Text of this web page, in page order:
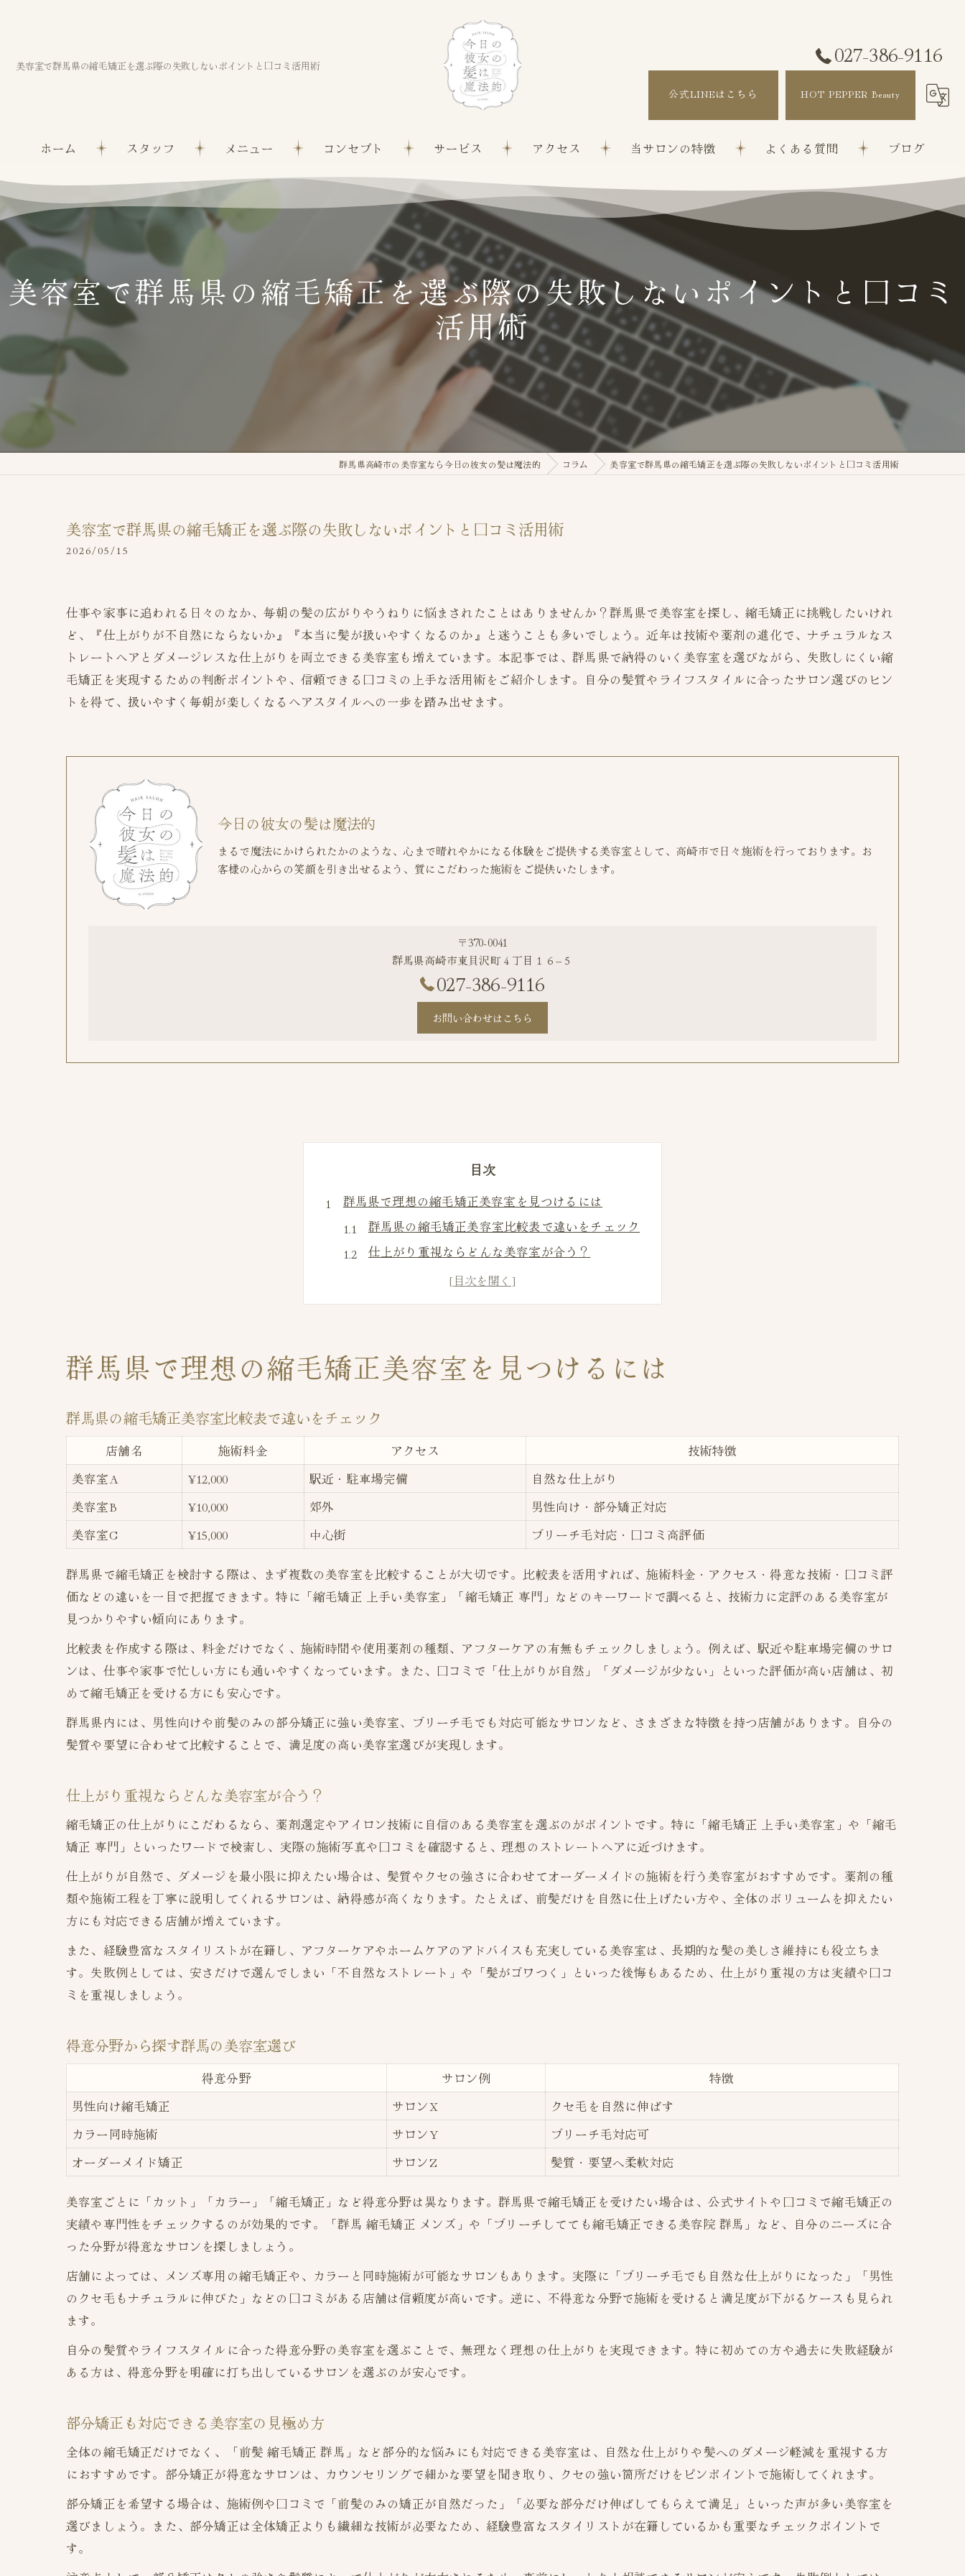
美容室で群馬県の縮毛矯正を選ぶ際の失敗しないポイントと口コミ活用術 027-386-9116
公式LINEはこちら HOT PEPPER Beauty
ホーム スタッフ メニュー コンセプト サービス アクセス 当サロンの特徴
白髪ぼかし
カット
よくある質問 ブログ
美容室で群馬県の縮毛矯正を選ぶ際の失敗しないポイントと口コミ
活用術
群馬県高崎市の美容室なら今日の彼女の髪は魔法的 コラム 美容室で群馬県の縮毛矯正を選ぶ際の失敗しないポイントと口コミ活用術
美容室で群馬県の縮毛矯正を選ぶ際の失敗しないポイントと口コミ活用術
2026/05/15
仕事や家事に追われる日々のなか、毎朝の髪の広がりやうねりに悩まされたことはありませんか？群馬県で美容室を探し、縮毛矯正に挑戦したいけれ
ど、『仕上がりが不自然にならないか』『本当に髪が扱いやすくなるのか』と迷うことも多いでしょう。近年は技術や薬剤の進化で、ナチュラルなス
トレートヘアとダメージレスな仕上がりを両立できる美容室も増えています。本記事では、群馬県で納得のいく美容室を選びながら、失敗しにくい縮
毛矯正を実現するための判断ポイントや、信頼できる口コミの上手な活用術をご紹介します。自分の髪質やライフスタイルに合ったサロン選びのヒン
トを得て、扱いやすく毎朝が楽しくなるヘアスタイルへの一歩を踏み出せます。
今日の彼女の髪は魔法的
まるで魔法にかけられたかのような、心まで晴れやかになる体験をご提供する美容室として、高崎市で日々施術を行っております。お
客様の心からの笑顔を引き出せるよう、質にこだわった施術をご提供いたします。
〒370-0041
群馬県高崎市東貝沢町４丁目１６−５
027-386-9116
お問い合わせはこちら
目次
群馬県で理想の縮毛矯正美容室を見つけるには
群馬県の縮毛矯正美容室比較表で違いをチェック
仕上がり重視ならどんな美容室が合う？
得意分野から探す群馬の美容室選び
部分矯正も対応できる美容室の見極め方
縮毛矯正が得意な美容室の選び方ガイド
縮毛矯正に強い美容室の特徴比較表
群馬県で口コミ評価が高い美容室の共通点
メンズや部分矯正も得意な美容室の探し方
専門性を重視するなら注目したいポイント
自然なストレートを目指す方へ群馬の美容室情報
ナチュラルな仕上がりを叶える美容室比較
群馬で自然な縮毛矯正を受けたい方の選択肢
前髪矯正におすすめの施術方法は？
髪質別に選ぶ美容室のポイント
ダメージを抑えた縮毛矯正を叶えるコツ
ダメージレス縮毛矯正の技術比較表
群馬の美容室で選ばれている薬剤の特徴
縮毛矯正後のケア方法を知っておこう
口コミから見る群馬の美容室満足度比較
失敗しにくい美容室の口コミ傾向とは
実際の体験談に学ぶ縮毛矯正のポイント
口コミ評価の高い施術例をチェック
髪質や悩みに合う美容室選定の決め手
髪質別おすすめ美容室特徴早見表
ライフスタイルに合う美容室を見つけるコツ
群馬県で理想の縮毛矯正美容室を見つけるには
群馬県の縮毛矯正美容室比較表で違いをチェック
店舗名 施術料金 アクセス
技術特徴
美容室A
¥12,000 駅近・駐車場完備
自然な仕上がり
美容室B
¥10,000 郊外
男性向け・部分矯正対応
美容室C
¥15,000 中心街 ブリーチ毛対応・口コミ高評価
群馬県で縮毛矯正を検討する際は、まず複数の美容室を比較することが大切です。比較表を活用すれば、施術料金・アクセス・得意な技術・口コミ評
価などの違いを一目で把握できます。特に「縮毛矯正 上手い美容室」「縮毛矯正 専門」などのキーワードで調べると、技術力に定評のある美容室が
見つかりやすい傾向にあります。
比較表を作成する際は、料金だけでなく、施術時間や使用薬剤の種類、アフターケアの有無もチェックしましょう。例えば、駅近や駐車場完備のサロ
ンは、仕事や家事で忙しい方にも通いやすくなっています。また、口コミで「仕上がりが自然」「ダメージが少ない」といった評価が高い店舗は、初
めて縮毛矯正を受ける方にも安心です。
群馬県内には、男性向けや前髪のみの部分矯正に強い美容室、ブリーチ毛でも対応可能なサロンなど、さまざまな特徴を持つ店舗があります。自分の
髪質や要望に合わせて比較することで、満足度の高い美容室選びが実現します。
仕上がり重視ならどんな美容室が合う？
縮毛矯正の仕上がりにこだわるなら、薬剤選定やアイロン技術に自信のある美容室を選ぶのがポイントです。特に「縮毛矯正 上手い美容室」や「縮毛
矯正 専門」といったワードで検索し、実際の施術写真や口コミを確認すると、理想のストレートヘアに近づけます。
仕上がりが自然で、ダメージを最小限に抑えたい場合は、髪質やクセの強さに合わせてオーダーメイドの施術を行う美容室がおすすめです。薬剤の種
類や施術工程を丁寧に説明してくれるサロンは、納得感が高くなります。たとえば、前髪だけを自然に仕上げたい方や、全体のボリュームを抑えたい
方にも対応できる店舗が増えています。
また、経験豊富なスタイリストが在籍し、アフターケアやホームケアのアドバイスも充実している美容室は、長期的な髪の美しさ維持にも役立ちま
す。失敗例としては、安さだけで選んでしまい「不自然なストレート」や「髪がゴワつく」といった後悔もあるため、仕上がり重視の方は実績や口コ
ミを重視しましょう。
得意分野から探す群馬の美容室選び
得意分野 サロン例
特徴
男性向け縮毛矯正
サロンX
クセ毛を自然に伸ばす
カラー同時施術
サロンY
ブリーチ毛対応可
オーダーメイド矯正
サロンZ 髪質・要望へ柔軟対応
美容室ごとに「カット」「カラー」「縮毛矯正」など得意分野は異なります。群馬県で縮毛矯正を受けたい場合は、公式サイトや口コミで縮毛矯正の
実績や専門性をチェックするのが効果的です。「群馬 縮毛矯正 メンズ」や「ブリーチしてても縮毛矯正できる美容院 群馬」など、自分のニーズに合
った分野が得意なサロンを探しましょう。
店舗によっては、メンズ専用の縮毛矯正や、カラーと同時施術が可能なサロンもあります。実際に「ブリーチ毛でも自然な仕上がりになった」「男性
のクセ毛もナチュラルに伸びた」などの口コミがある店舗は信頼度が高いです。逆に、不得意な分野で施術を受けると満足度が下がるケースも見られ
ます。
自分の髪質やライフスタイルに合った得意分野の美容室を選ぶことで、無理なく理想の仕上がりを実現できます。特に初めての方や過去に失敗経験が
ある方は、得意分野を明確に打ち出しているサロンを選ぶのが安心です。
部分矯正も対応できる美容室の見極め方
全体の縮毛矯正だけでなく、「前髪 縮毛矯正 群馬」など部分的な悩みにも対応できる美容室は、自然な仕上がりや髪へのダメージ軽減を重視する方
におすすめです。部分矯正が得意なサロンは、カウンセリングで細かな要望を聞き取り、クセの強い箇所だけをピンポイントで施術してくれます。
部分矯正を希望する場合は、施術例や口コミで「前髪のみの矯正が自然だった」「必要な部分だけ伸ばしてもらえて満足」といった声が多い美容室を
選びましょう。また、部分矯正は全体矯正よりも繊細な技術が必要なため、経験豊富なスタイリストが在籍しているかも重要なチェックポイントで
す。